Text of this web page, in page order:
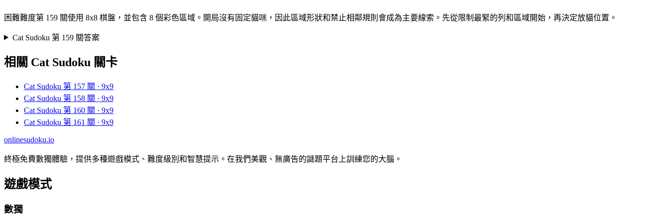
困難難度第 159 關使用 8x8 棋盤，並包含 8 個彩色區域。開局沒有固定貓咪，因此區域形狀和禁止相鄰規則會成為主要線索。先從限制最緊的列和區域開始，再決定放貓位置。
Cat Sudoku 第 159 關答案
相關 Cat Sudoku 關卡
Cat Sudoku 第 157 關 · 9x9
Cat Sudoku 第 158 關 · 9x9
Cat Sudoku 第 160 關 · 9x9
Cat Sudoku 第 161 關 · 9x9
onlinesudoku.io
終極免費數獨體驗，提供多種遊戲模式、難度級別和智慧提示。在我們美觀、無廣告的謎題平台上訓練您的大腦。
遊戲模式
數獨